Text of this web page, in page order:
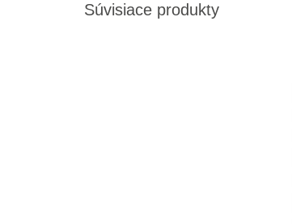
Súvisiace produkty